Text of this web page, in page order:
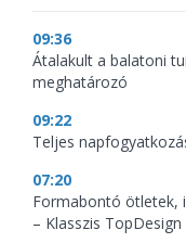
09:36
Átalakult a balatoni
meghatározó
09:22
Teljes
07:20
Formabontó ötletek,
– Klasszis TopDesign